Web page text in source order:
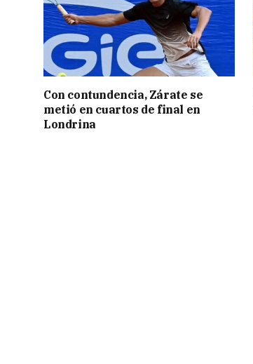
Con contundencia, Zárate se
metió en cuartos de final en
Londrina